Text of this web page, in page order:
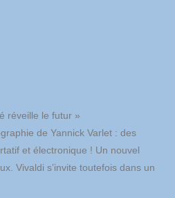
réveille le futur »
de Yannick Varlet : des
et électronique ! Un nouvel
Vivaldi s’invite toutefois dans un